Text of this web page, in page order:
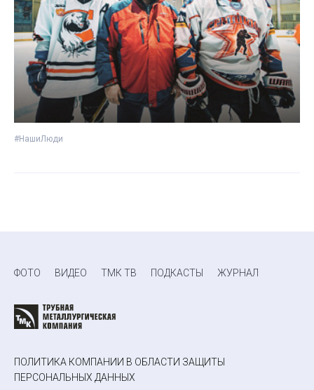
#НашиЛюди
ФОТО ВИДЕО ТМК ТВ ПОДКАСТЫ ЖУРНАЛ
ПОЛИТИКА КОМПАНИИ В ОБЛАСТИ ЗАЩИТЫ
ПЕРСОНАЛЬНЫХ ДАННЫХ